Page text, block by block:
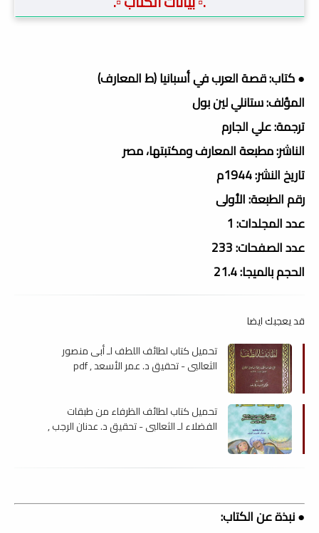
● كتاب: قصة العرب في أسبانيا (ط المعارف)
المؤلف: ستانلي لين بول
ترجمة: علي الجارم
الناشر: مطبعة المعارف ومكتبتها، مصر
تاريخ النشر: 1944م
رقم الطبعة: الأولى
عدد المجلدات: 1
عدد الصفحات: 233
الحجم بالميجا: 21.4
قد يعجبك ايضا
تحميل كتاب لطائف اللطف لـ أبى منصور
الثعالبى - تحقيق د. عمر الأسعد , pdf
تحميل كتاب لطائف الظرفاء من طبقات
الفضلاء لـ الثعالبي - تحقيق د. عدنان الرجب ,
● نبذة عن الكتاب: